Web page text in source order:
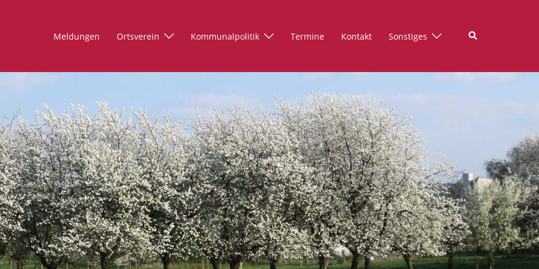
Meldungen Ortsverein Kommunalpolitik Termine Kontakt Sonstiges Suche